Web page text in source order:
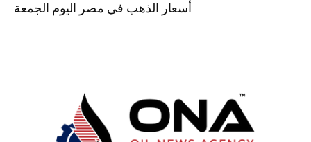
أسعار الذهب في مصر اليوم الجمعة